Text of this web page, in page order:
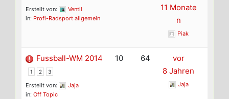
Erstellt von:
Ventil
in: Profi-Radsport allgemein
11 Monate
n
Piak
Fussball-WM 2014
1 2 3
Erstellt von:
Jaja
in: Off Topic
10 64
vor
8 Jahren
Jaja